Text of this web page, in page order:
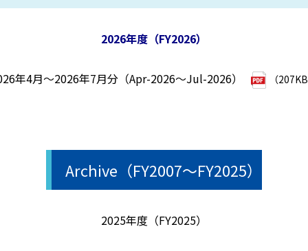
2026年度（FY2026）
年4月～2026年7月分（Apr-2026～Jul-2026） （
Archive（FY2007～FY2025）
2025年度（FY2025）